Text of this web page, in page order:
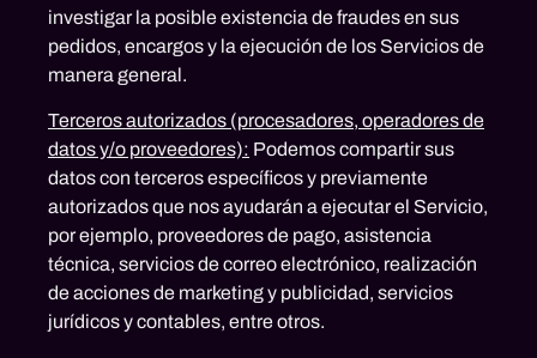
investigar la posible existencia de fraudes en sus
pedidos, encargos y la ejecución de los Servicios de
manera general.
Terceros autorizados (procesadores, operadores de
datos y/o proveedores): Podemos compartir sus
datos con terceros específicos y previamente
autorizados que nos ayudarán a ejecutar el Servicio,
por ejemplo, proveedores de pago, asistencia
técnica, servicios de correo electrónico, realización
de acciones de marketing y publicidad, servicios
jurídicos y contables, entre otros.